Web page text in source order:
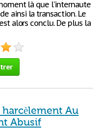
là que l’internaute
ainsi la transaction. Le
alors conclu. De plus la
Au
Abusif